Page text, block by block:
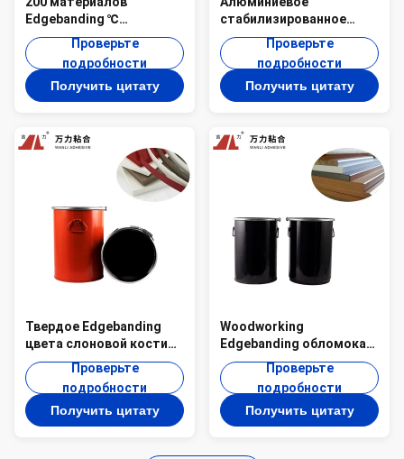
Edgebanding ℃
деревянных горячее
плавят слипчивый
макулатурный картон
EVA-JF-108 Woodworking
Проверьте
подробности
Получить цитату
стабилизированное
Edgebanding горячее
плавит полиуретан
реактивное PUR-7562.1
Woodworking
прилипателей
Проверьте
подробности
Получить цитату
Твердое Edgebanding
цвета слоновой кости
горячее плавит клей
PUR-7562.1 древесины
доски PUR пены
прилипателей
Проверьте
подробности
Получить цитату
Woodworking
Edgebanding обломока
горячее плавит
слипчивый клей цвета
слоновой кости PUR-
7562.1 PUR
Проверьте
подробности
Получить цитату